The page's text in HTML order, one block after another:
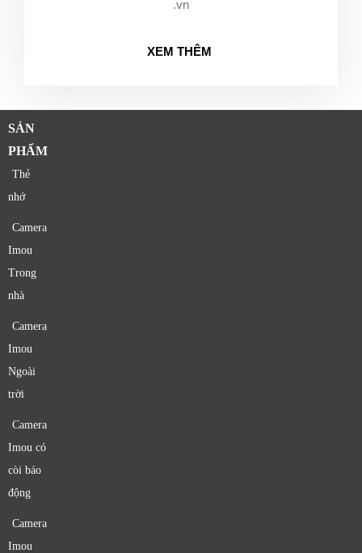
.vn
XEM THÊM
SẢN
PHẨM
Thẻ
nhớ
Camera
Imou
Trong
nhà
Camera
Imou
Ngoài
trời
Camera
Imou có
còi báo
động
Camera
Imou